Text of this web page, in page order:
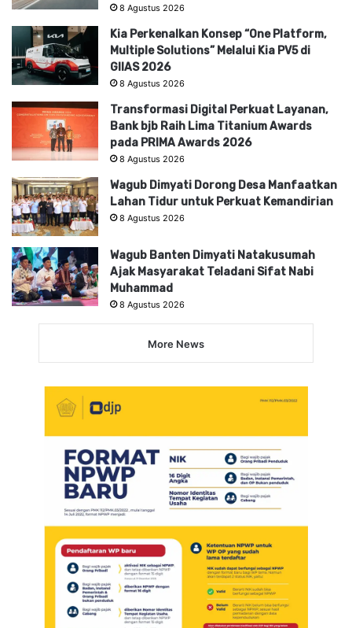
8 Agustus 2026
Kia Perkenalkan Konsep “One Platform,
Multiple Solutions” Melalui Kia PV5 di
GIIAS 2026
8 Agustus 2026
Transformasi Digital Perkuat Layanan,
Bank bjb Raih Lima Titanium Awards
pada PRIMA Awards 2026
8 Agustus 2026
Wagub Dimyati Dorong Desa Manfaatkan
Lahan Tidur untuk Perkuat Kemandirian
8 Agustus 2026
Wagub Banten Dimyati Natakusumah
Ajak Masyarakat Teladani Sifat Nabi
Muhammad
8 Agustus 2026
More News